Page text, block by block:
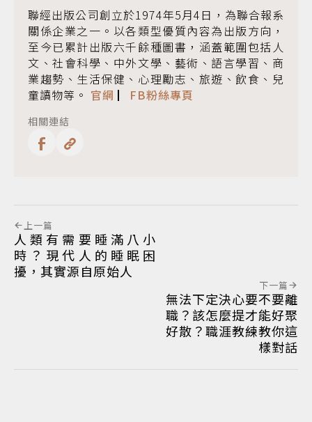
聯經出版公司創立於1974年5月4日，為聯合報系
關係企業之一。以各類型優質內容為出版方向，
至今已累計出版六千餘種圖書，涵蓋範圍包括人
文、社會科學、中外文學、藝術、語言學習、商
業趨勢、生活保健、心理勵志、旅遊、飲食、兒
童讀物等。 官網 ▏ FB粉絲專頁
相關連結
上一篇
人類有需要睡滿八小
時？現代人的睡眠困
擾，其實源自原始人
下一篇
無法下定決心要不要離
職？該怎麼提才能好聚
好散？職涯教練教你這
樣對話